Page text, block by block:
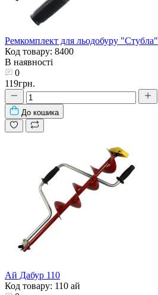
Ремкомплект для льодобуру "Стубла"
Код товару: 8400
В наявності
0
119грн.
До кошика
Ай Дабур 110
Код товару: 110 ай